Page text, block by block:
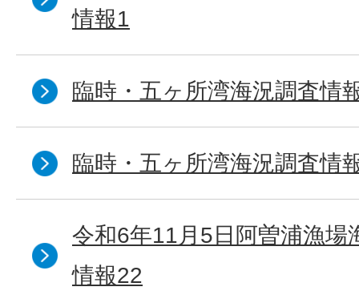
情報1
臨時・五ヶ所湾海況調査情
臨時・五ヶ所湾海況調査情
令和6年11月5日阿曽浦漁場
情報22